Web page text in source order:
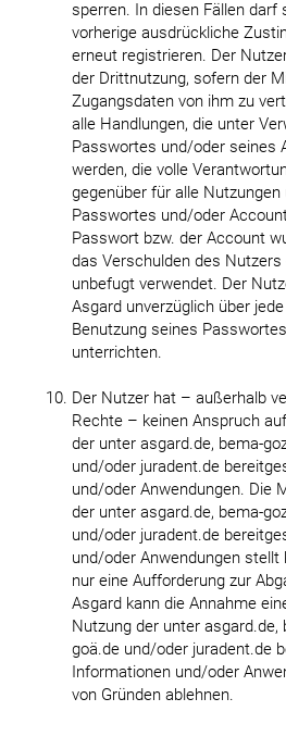
sperren. In diesen Fällen darf
vorherige ausdrückliche
erneut registrieren. Der
der Drittnutzung, sofern der
Zugangsdaten von ihm zu
alle Handlungen, die unter
Passwortes und/oder seines
werden, die volle
gegenüber für alle
Passwortes und/oder
Passwort bzw. der Account
das Verschulden des
unbefugt verwendet. Der
Asgard unverzüglich über
Benutzung seines
unterrichten.
Der Nutzer hat – außerhalb
Rechte – keinen Anspruch
der unter asgard.de, bema-
und/oder juradent.de
und/oder Anwendungen. Die
der unter asgard.de, bema-
und/oder juradent.de
und/oder Anwendungen stellt
nur eine Aufforderung zur
Asgard kann die Annahme
Nutzung der unter asgard.de,
goä.de und/oder juradent.de
Informationen und/oder
von Gründen ablehnen.